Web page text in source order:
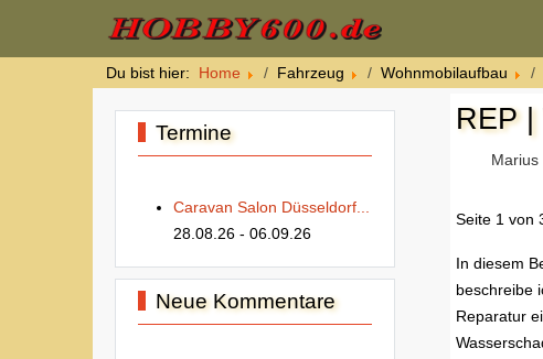
Du bist hier: Home Fahrzeug Wohnmobilaufbau
Termine
Caravan Salon Düsseldorf...
28.08.26 - 06.09.26
Neue Kommentare
REP
Marius
Seite 1 von
In diesem
beschreibe
Reparatur